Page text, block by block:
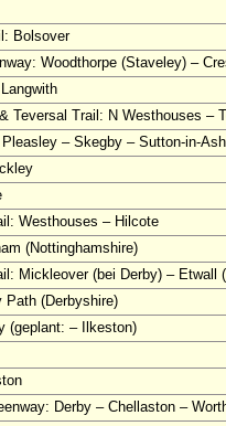
Bolsover
Woodthorpe (Staveley) –
Teversal Trail: N Westhouses –
– Skegby – Sutton-in-
Westhouses – Hilcote
(Nottinghamshire)
Mickleover (bei Derby) – Etwall
Path (Derbyshire)
(geplant: – Ilkeston)
Derby – Chellaston –